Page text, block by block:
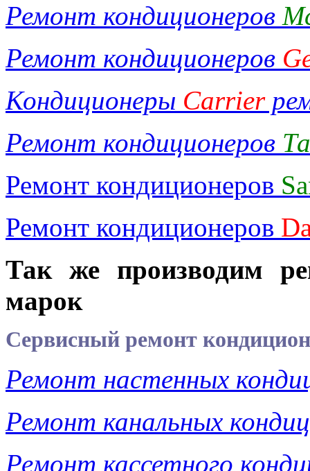
Ремонт кондиционеров
Ремонт кондиционеров
Кондиционеры Carrier
Ремонт кондиционеров
Ремонт кондиционеров
Ремонт кондиционеров
Так же производим
марок
Сервисный ремонт
Ремонт настенных
Ремонт канальных
Ремонт кассетного